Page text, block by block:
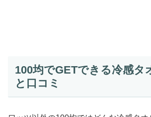
100均でGETできる冷感タ
と口コミ